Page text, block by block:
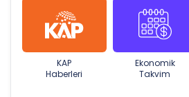
KAP
Haberleri
Ekonomik
Takvim